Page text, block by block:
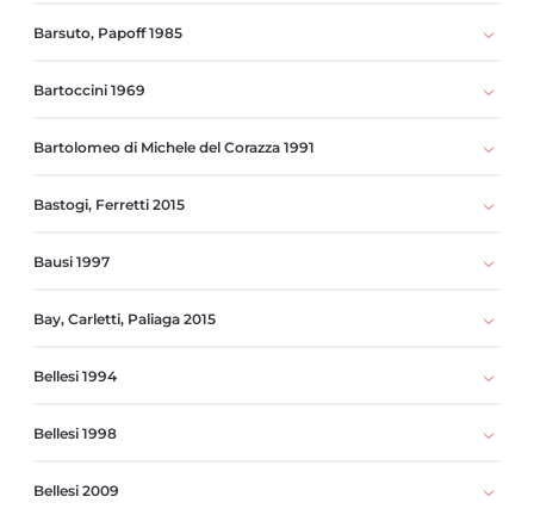
Barsuto, Papoff 1985
Bartoccini 1969
Bartolomeo di Michele del Corazza 1991
Bastogi, Ferretti 2015
Bausi 1997
Bay, Carletti, Paliaga 2015
Bellesi 1994
Bellesi 1998
Bellesi 2009